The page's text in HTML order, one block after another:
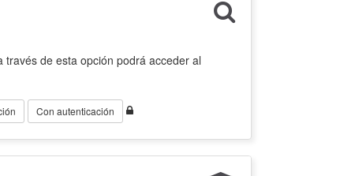
de esta opción podrá acceder al
Con autenticación